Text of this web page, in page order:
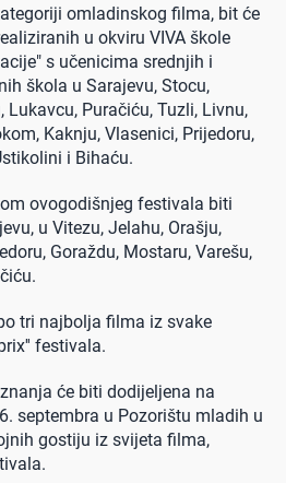
omladinskog filma, bit će
u okviru VIVA škole
s učenicima srednjih i
škola u Sarajevu, Stocu,
Lukavcu, Puračiću, Tuzli, Livnu,
Kaknju, Vlasenici, Prijedoru,
i Bihaću.
ovogodišnjeg festivala biti
u Vitezu, Jelahu, Orašju,
Goraždu, Mostaru, Varešu,
tri najbolja filma iz svake
festivala.
će biti dodijeljena na
septembra u Pozorištu mladih u
gostiju iz svijeta filma,